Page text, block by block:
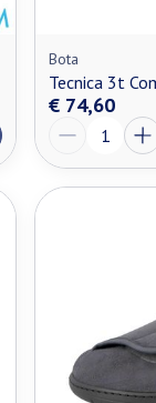
Bota
Tecnica 3t
€ 74,60
Aantal